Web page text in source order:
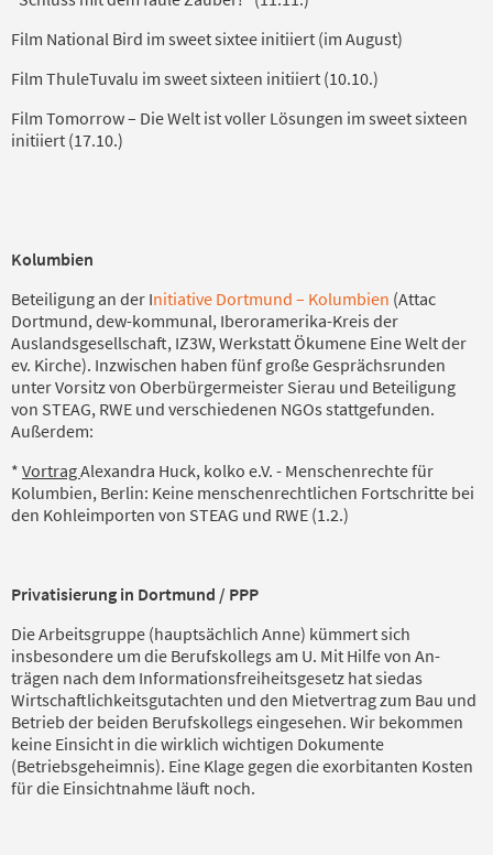
Film National Bird im sweet sixtee initiiert (im August)
Film ThuleTuvalu im sweet sixteen initiiert (10.10.)
Film Tomorrow – Die Welt ist voller Lösungen im sweet sixteen
initiiert (17.10.)
Kolumbien
Beteiligung an der Initiative Dortmund – Kolumbien (Attac
Dortmund, dew-kommunal, Iberora­merika-Kreis der
Auslandsgesellschaft, IZ3W, Werkstatt Ökumene Eine Welt der
ev. Kirche). Inzwischen haben fünf große Gesprächsrunden
unter Vorsitz von Oberbürgermeister Sierau und Beteiligung
von STEAG, RWE und verschiedenen NGOs stattgefunden.
Außerdem:
* VortragAlexandra Huck, kolko e.V. - Menschenrechte für
Kolumbien, Berlin: Keine menschenrechtlichen Fortschritte bei
den Kohleimporten von STEAG und RWE (1.2.)
Privatisierung in Dortmund / PPP
Die Arbeitsgruppe (hauptsächlich Anne) kümmert sich
insbesondere um die Berufskollegs am U. Mit Hilfevon An­
trägen nach dem Informationsfreiheitsgesetz hatsiedas
Wirtschaftlichkeitsgutach­ten und den Mietvertragzum Bau und
Betrieb der beiden Berufskollegs eingesehen. Wir bekommen
keine Einsicht in die wirklich wichtigen Dokumente
(Betriebsgeheimnis). Eine Klage gegen die exorbitanten Kosten
für die Einsichtnahme läuft noch.